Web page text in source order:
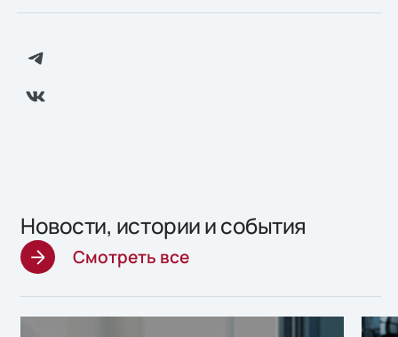
Новости, истории и события
Смотреть все